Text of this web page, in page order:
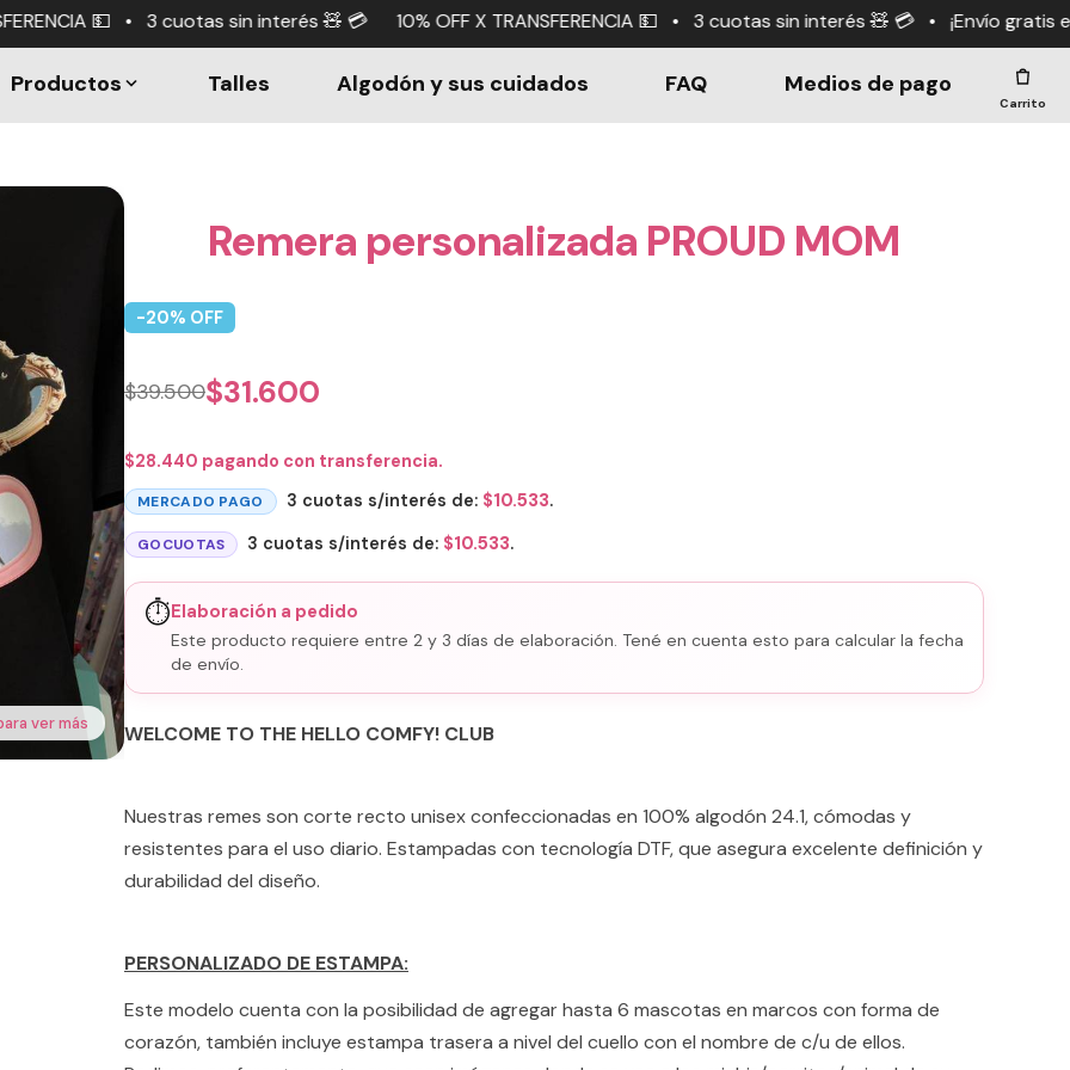
sin interés 🧸 💳 10% OFF X TRANSFERENCIA 💵 • 3 cuotas sin interés 🧸 💳 • ¡Envío gratis en compras
Productos Talles Algodón y sus cuidados FAQ Medios de pago
Carrito
ver más
Remera personalizada PROUD MOM
-20% OFF
$39.500$31.600
$28.440 pagando con transferencia.
MERCADO PAGO 3 cuotas s/interés de: $10.533.
GOCUOTAS 3 cuotas s/interés de: $10.533.
⏱️Elaboración a pedido
Este producto requiere entre 2 y 3 días de elaboración. Tené en cuenta esto para calcular la fecha
de envío.
WELCOME TO THE HELLO COMFY! CLUB
Nuestras remes son corte recto unisex confeccionadas en 100% algodón 24.1, cómodas y
resistentes para el uso diario. Estampadas con tecnología DTF, que asegura excelente definición y
durabilidad del diseño.
PERSONALIZADO DE ESTAMPA:
Este modelo cuenta con la posibilidad de agregar hasta 6 mascotas en marcos con forma de
corazón, también incluye estampa trasera a nivel del cuello con el nombre de c/u de ellos.